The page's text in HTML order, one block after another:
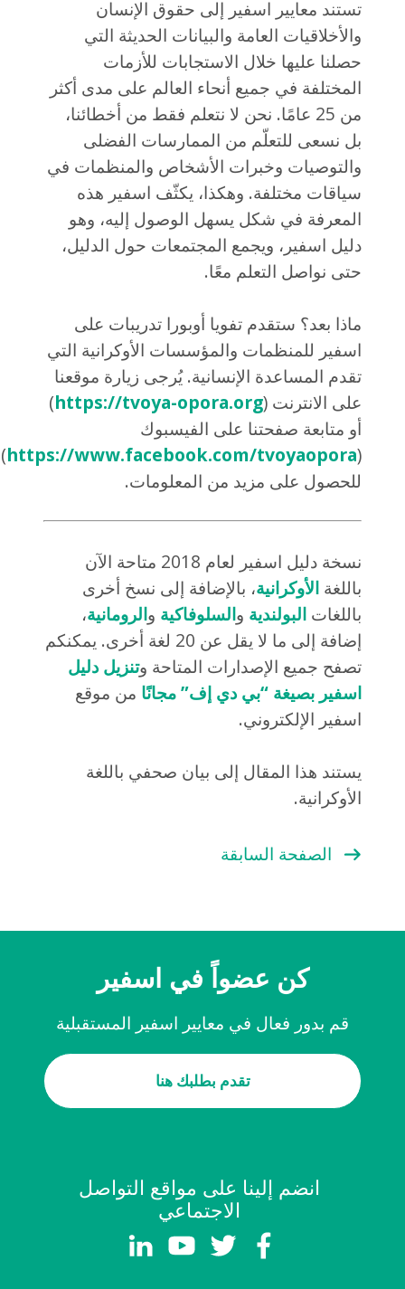
تستند معايير اسفير إلى حقوق الإنسان
والأخلاقيات العامة والبيانات الحديثة التي
حصلنا عليها خلال الاستجابات للأزمات
المختلفة في جميع أنحاء العالم على مدى أكثر
من 25 عامًا. نحن لا نتعلم فقط من أخطائنا،
بل نسعى للتعلّم من الممارسات الفضلى
والتوصيات وخبرات الأشخاص والمنظمات في
سياقات مختلفة. وهكذا، يكثّف اسفير هذه
المعرفة في شكل يسهل الوصول إليه، وهو
دليل اسفير، ويجمع المجتمعات حول الدليل،
حتى نواصل التعلم معًا.
ماذا بعد؟ ستقدم تفويا أوبورا تدريبات على
اسفير للمنظمات والمؤسسات الأوكرانية التي
تقدم المساعدة الإنسانية. يُرجى زيارة موقعنا
على الانترنت (https://tvoya-opora.org
)
أو متابعة صفحتنا على الفيسبوك
(
https://www.facebook.com/tvoyaopora
)
للحصول على مزيد من المعلومات.
نسخة دليل اسفير لعام 2018 متاحة الآن
باللغةالأوكرانية، بالإضافة إلى نسخ أخرى
باللغاتالبولندية والسلوفاكية والرومانية،
إضافة إلى ما لا يقل عن 20 لغة أخرى. يمكنكم
تصفح جميع الإصدارات المتاحة وتنزيل دليل
اسفير بصيغة “بي دي إف” مجانًا من موقع
اسفير الإلكتروني.
يستند هذا المقال إلى بيان صحفي باللغة
الأوكرانية.
الصفحة السابقة
كن عضواً في اسفير
قم بدور فعال في معايير اسفير المستقبلية
تقدم بطلبك هنا
انضم إلينا على مواقع التواصل
الاجتماعي